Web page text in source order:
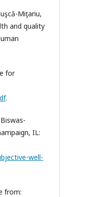
Miţariu,
and quality
for
.
IL:
well-
from: